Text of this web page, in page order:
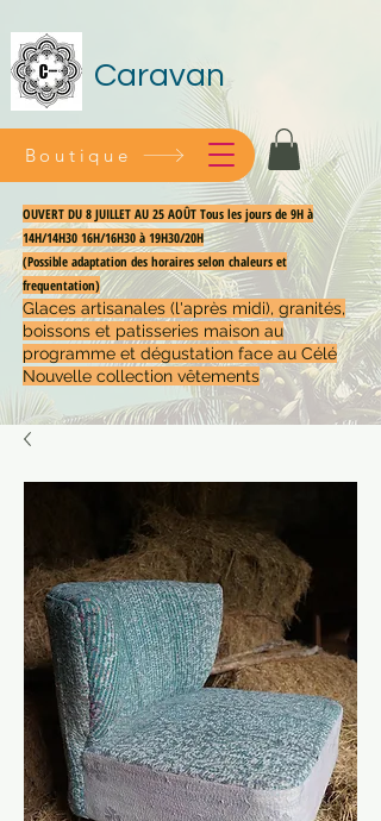
Caravan
OUVERT DU 8 JUILLET AU 25 AOÛT Tous les jours de 9H à
14H/14H30 16H/16H30 à 19H30/20H
(Possible adaptation des horaires selon chaleurs et
frequentation)
Glaces artisanales (l'après midi), granités,
boissons et patisseries maison au
programme et dégustation face au Célé
Nouvelle collection vêtements
Boutique